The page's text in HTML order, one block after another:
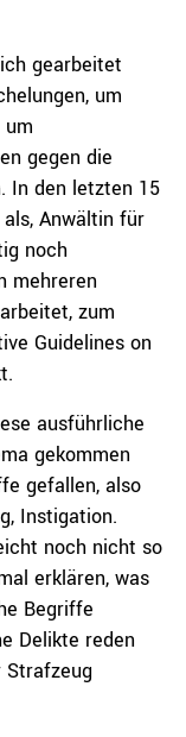
gearbeitet
um
gegen die
In den letzten 15
Anwältin für
noch
mehreren
zum
Guidelines on
ausführliche
gekommen
gefallen, also
Instigation.
noch nicht so
erklären, was
Begriffe
Delikte reden
Strafzeug